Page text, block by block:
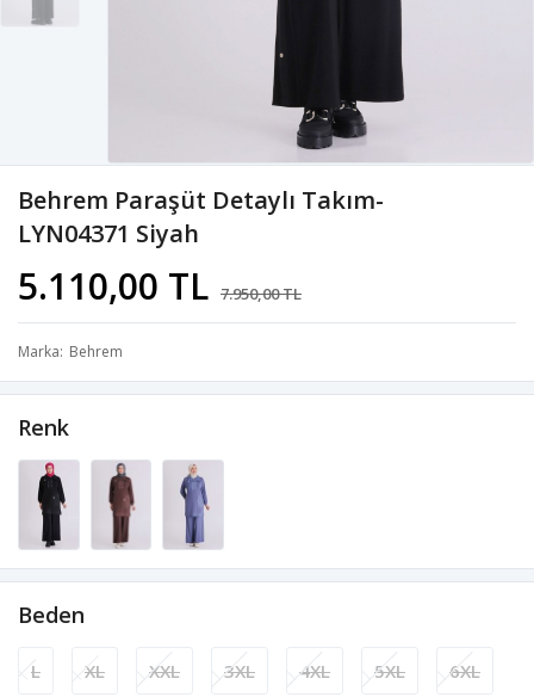
Behrem Paraşüt Detaylı Takım-
LYN04371 Siyah
5.110,00 TL 7.950,00 TL
Marka Behrem
Renk
Beden
L XL XXL 3XL 4XL 5XL 6XL